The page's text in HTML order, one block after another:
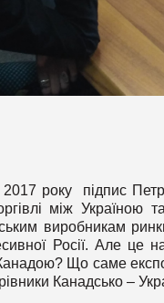
2017 року підпис
між
виробникам
Росії. Але це
Що саме
Канадсько –